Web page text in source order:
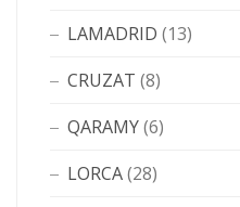
LAMADRID (13)
CRUZAT (8)
QARAMY(6)
LORCA(28)